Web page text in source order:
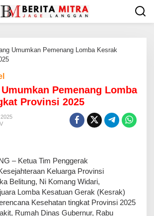
Umumkan Pemenang Lomba Kesrak
Pemenang Lomba
Provinsi 2025
– Ketua Tim Penggerak
Keluarga Provinsi
Belitung, Ni Komang Widari,
Lomba Kesatuan Gerak (Kesrak)
Kesehatan tingkat Provinsi 2025
Rumah Dinas Gubernur, Rabu